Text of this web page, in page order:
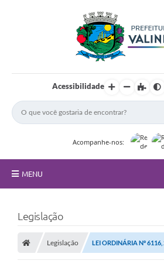
Acessibilidade
Acompanhe-nos:
MENU
Principal
Nossa Cidade
Legislação
Legislação LEI ORDINÁRIA Nº